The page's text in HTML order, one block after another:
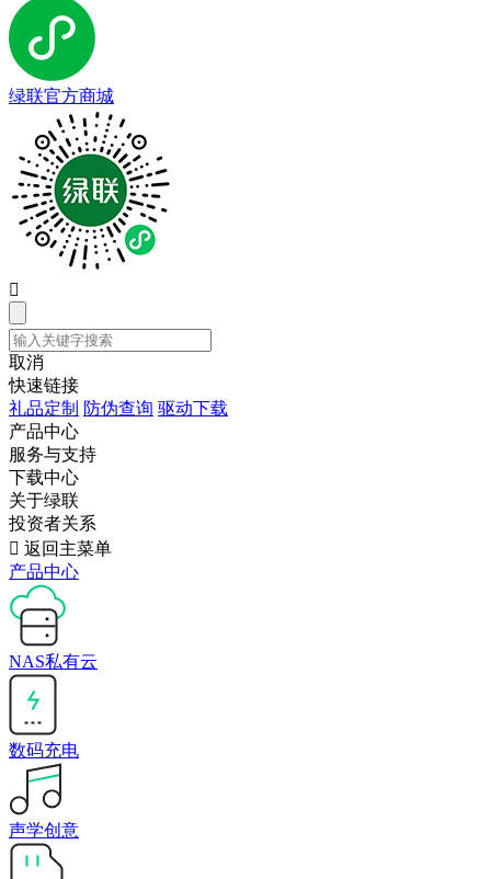
绿联官方商城

取消
快速链接
礼品定制 防伪查询 驱动下载
产品中心
服务与支持
下载中心
关于绿联
投资者关系
 返回主菜单
产品中心
NAS私有云
数码充电
声学创意